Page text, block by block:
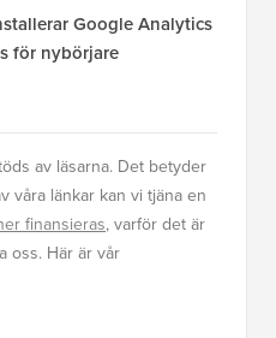
Google Analytics
för nybörjare
av läsarna. Det betyder
våra länkar kan vi tjäna en
finansieras, varför det är
oss. Här är vår